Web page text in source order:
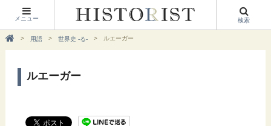
メニュー 検索
用語 世界史 -る- ルエーガー
ルエーガー